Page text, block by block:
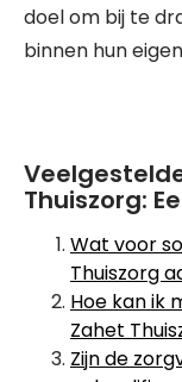
doel om bij te
binnen hun
Thuiszorg:
Wat voor
Thuiszorg
Hoe kan ik
Zahet
Zijn de